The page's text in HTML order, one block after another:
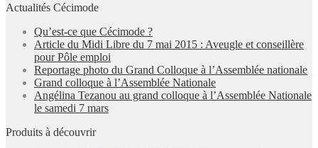
Actualités Cécimode
Qu’est-ce que Cécimode ?
Article du Midi Libre du 7 mai 2015 : Aveugle et conseillère
pour Pôle emploi
Reportage photo du Grand Colloque à l’Assemblée nationale
Grand colloque à l’Assemblée Nationale
Angélina Tezanou au grand colloque à l’Assemblée Nationale
le samedi 7 mars
Produits à découvrir